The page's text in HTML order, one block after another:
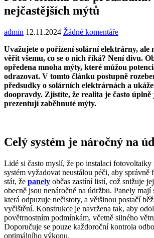
nejčastějších mýtů
admin 12.11.2024 Žádné komentáře
Uvažujete o pořízení solární elektrárny, ale
věřit všemu, co se o nich říká? Není divu.
opředena mnoha mýty, které můžou
odrazovat. V tomto článku postupně
předsudky o solárních elektrárnách a
doopravdy. Zjistíte, že realita je často
prezentují zaběhnuté mýty.
Celý systém je náročný na
Lidé si často myslí, že po instalaci fotovoltaiky
systém vyžadovat neustálou péči, aby správně
stát, že panely občas zastíní listí, což snižuje
obecně jsou nenáročné na údržbu. Panely
která odpuzuje nečistoty, a většinou postačí
vyčištění. Konstrukce je navržena tak, aby
povětrnostním podmínkám, včetně silného
Doporučuje se pouze každoroční kontrola
optimálního výkonu.